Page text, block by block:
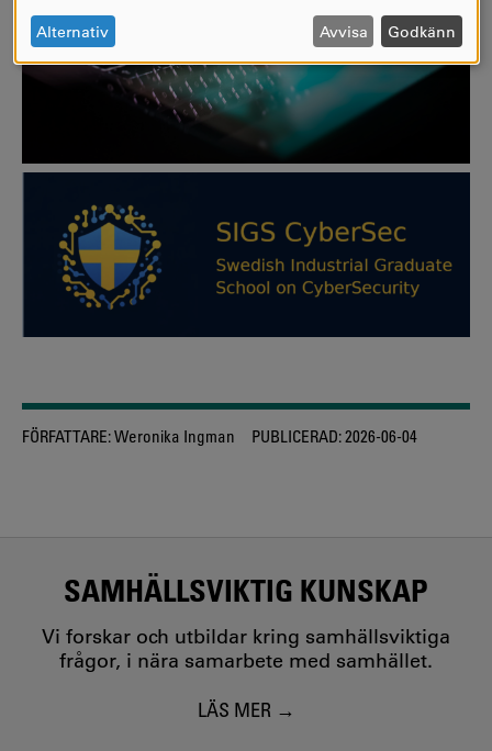
FÖRFATTARE:Weronika Ingman PUBLICERAD:2026-06-04
SAMHÄLLSVIKTIG KUNSKAP
Vi forskar och utbildar kring samhällsviktiga
frågor, i nära samarbete med samhället.
LÄS MER
OCH
COOKIES
Alternativ Avvisa Godkänn